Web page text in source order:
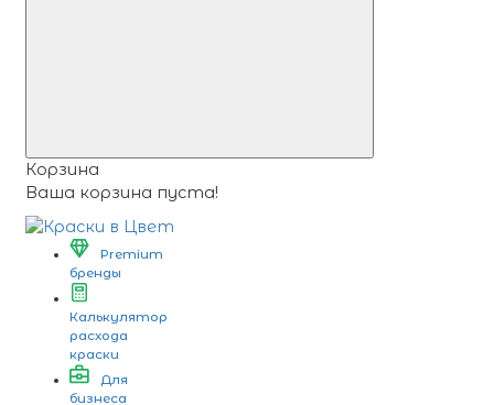
Корзина
Ваша корзина пуста!
Premium
бренды
Калькулятор
расхода
краски
Для
бизнеса